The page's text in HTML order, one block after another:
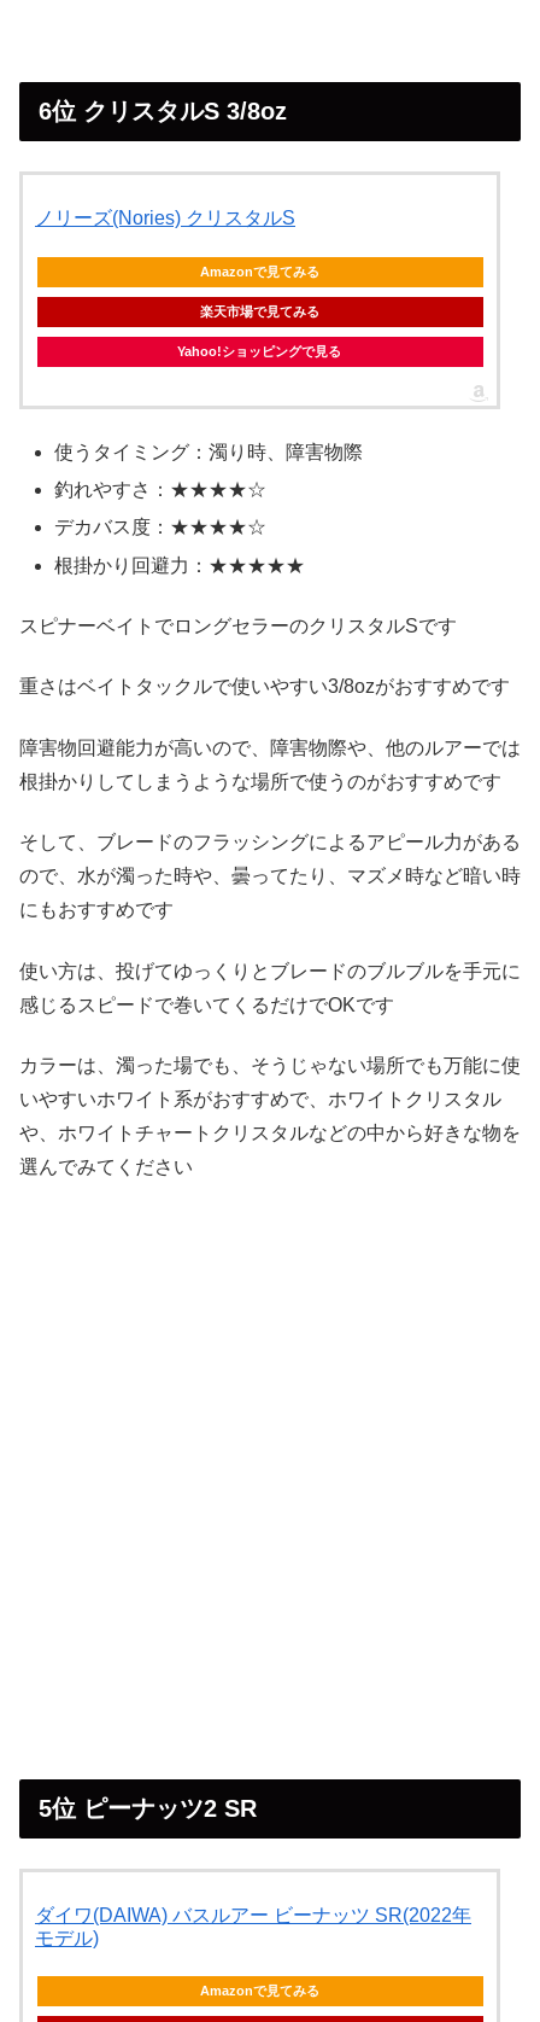
6位 クリスタルS 3/8oz
ノリーズ(Nories) クリスタルS
Amazonで見てみる
楽天市場で見てみる
Yahoo!ショッピングで見る
使うタイミング：濁り時、障害物際
釣れやすさ：★★★★☆
デカバス度：★★★★☆
根掛かり回避力：★★★★★
スピナーベイトでロングセラーのクリスタルSです
重さはベイトタックルで使いやすい3/8ozがおすすめです
障害物回避能力が高いので、障害物際や、他のルアーでは
根掛かりしてしまうような場所で使うのがおすすめです
そして、ブレードのフラッシングによるアピール力がある
ので、水が濁った時や、曇ってたり、マズメ時など暗い時
にもおすすめです
使い方は、投げてゆっくりとブレードのブルブルを手元に
感じるスピードで巻いてくるだけでOKです
カラーは、濁った場でも、そうじゃない場所でも万能に使
いやすいホワイト系がおすすめで、ホワイトクリスタル
や、ホワイトチャートクリスタルなどの中から好きな物を
選んでみてください
5位 ピーナッツ2 SR
ダイワ(DAIWA) バスルアー ビーナッツ SR(2022年
モデル)
Amazonで見てみる